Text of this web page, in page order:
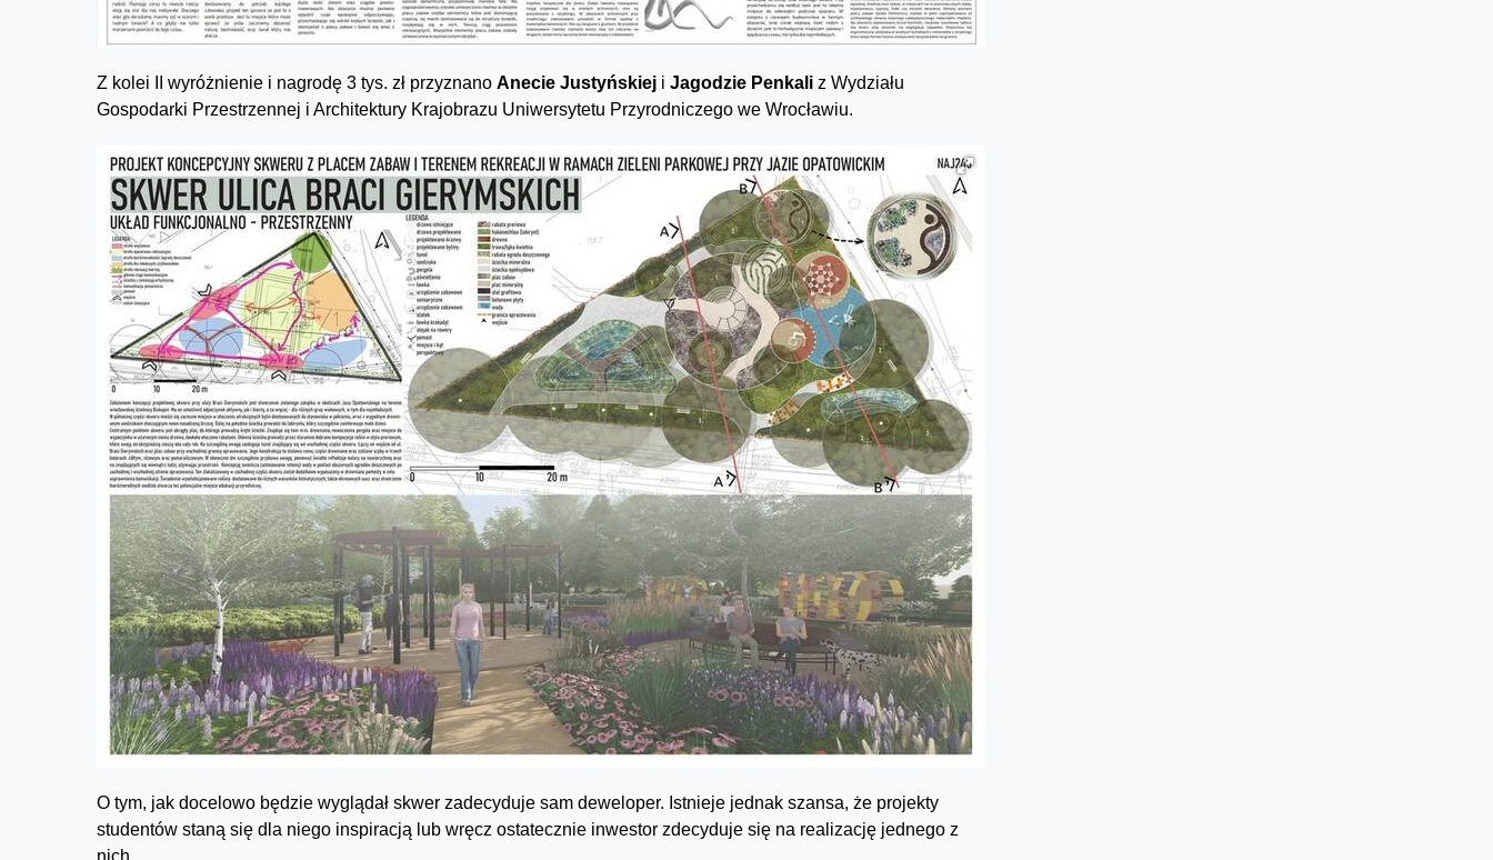
Z kolei II wyróżnienie i nagrodę 3 tys. zł przyznano Anecie Justyńskiej i Jagodzie Penkali z Wydziału
Gospodarki Przestrzennej i Architektury Krajobrazu Uniwersytetu Przyrodniczego we Wrocławiu.
O tym, jak docelowo będzie wyglądał skwer zadecyduje sam deweloper. Istnieje jednak szansa, że projekty
studentów staną się dla niego inspiracją lub wręcz ostatecznie inwestor zdecyduje się na realizację jednego z
nich.